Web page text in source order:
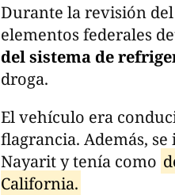
Durante la revisión
elementos federales
del sistema de
droga.
El vehículo era
flagrancia. Además,
Nayarit y tenía como
California.